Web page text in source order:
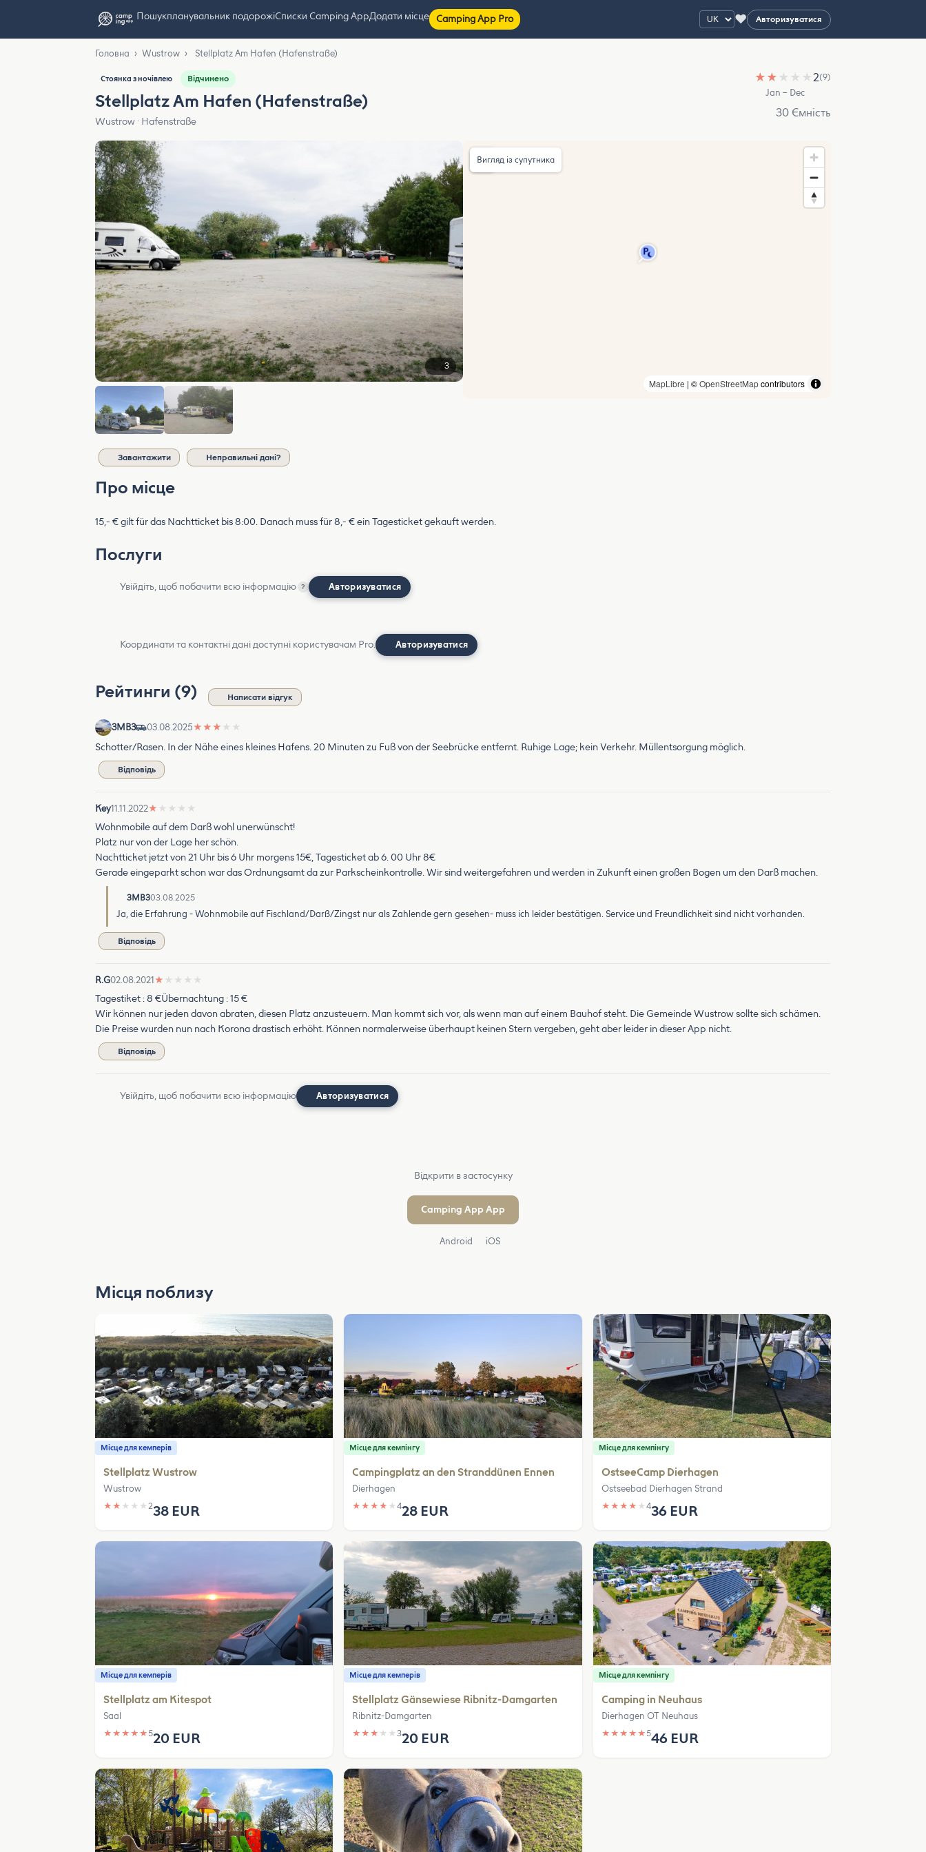
Пошукпланувальник подорожіСписки Camping AppДодати місце Camping App Pro ♥ Авторизуватися
Головна › Wustrow › Stellplatz Am Hafen (Hafenstraße)
Стоянка з ночівлею Відчинено
Stellplatz Am Hafen (Hafenstraße)
Wustrow · Hafenstraße
★ ★ ★ ★ ★2(9)
Jan – Dec
30 Ємність
3
MapLibre | ©OpenStreetMapcontributors
Вигляд із супутника
Завантажити Неправильні дані?
Про місце
15,- € gilt für das Nachtticket bis 8:00. Danach muss für 8,- € ein Tagesticket gekauft werden.
Послуги
Увійдіть, щоб побачити всю інформацію ? Авторизуватися
Координати та контактні дані доступні користувачам Pro. Авторизуватися
Рейтинги (9) Написати відгук
3MB3 03.08.2025★ ★ ★ ★ ★
Schotter/Rasen. In der Nähe eines kleines Hafens. 20 Minuten zu Fuß von der Seebrücke entfernt. Ruhige Lage; kein Verkehr. Müllentsorgung möglich.
Відповідь
Key11.11.2022★ ★ ★ ★ ★
Wohnmobile auf dem Darß wohl unerwünscht!
Platz nur von der Lage her schön.
Nachtticket jetzt von 21 Uhr bis 6 Uhr morgens 15€, Tagesticket ab 6. 00 Uhr 8€
Gerade eingeparkt schon war das Ordnungsamt da zur Parkscheinkontrolle. Wir sind weitergefahren und werden in Zukunft einen großen Bogen um den Darß machen.
3MB303.08.2025
Ja, die Erfahrung - Wohnmobile auf Fischland/Darß/Zingst nur als Zahlende gern gesehen- muss ich leider bestätigen. Service und Freundlichkeit sind nicht vorhanden.
Відповідь
R.G02.08.2021 ★ ★ ★ ★ ★
Tagestiket : 8 €Übernachtung : 15 €
Wir können nur jeden davon abraten, diesen Platz anzusteuern. Man kommt sich vor, als wenn man auf einem Bauhof steht. Die Gemeinde Wustrow sollte sich schämen.
Die Preise wurden nun nach Korona drastisch erhöht. Können normalerweise überhaupt keinen Stern vergeben, geht aber leider in dieser App nicht.
Відповідь
Увійдіть, щоб побачити всю інформацію Авторизуватися
Відкрити в застосунку
Camping App App
Android iOS
Місця поблизу
Місце для кемперів
Stellplatz Wustrow
Wustrow
★ ★ ★ ★ ★ 238 EUR
Місце для кемпінгу
Campingplatz an den Stranddünen Ennen
Dierhagen
★ ★ ★ ★ ★428 EUR
Місце для кемпінгу
OstseeCamp Dierhagen
Ostseebad Dierhagen Strand
★ ★ ★ ★ ★ 436 EUR
Місце для кемперів
Stellplatz am Kitespot
Saal
★ ★ ★ ★ ★520 EUR
Місце для кемперів
Stellplatz Gänsewiese Ribnitz-Damgarten
Ribnitz-Damgarten
★ ★ ★ ★ ★320 EUR
Місце для кемпінгу
Camping in Neuhaus
Dierhagen OT Neuhaus
★ ★ ★ ★ ★546 EUR